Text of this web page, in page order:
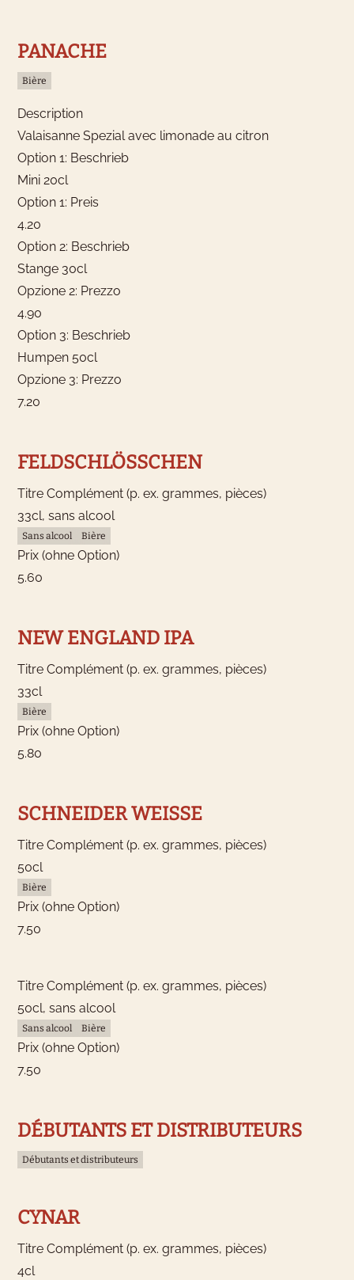
PANACHE
Bière
Description
Valaisanne Spezial avec limonade au citron
Option 1: Beschrieb
Mini 20cl
Option 1: Preis
4.20
Option 2: Beschrieb
Stange 30cl
Opzione 2: Prezzo
4.90
Option 3: Beschrieb
Humpen 50cl
Opzione 3: Prezzo
7.20
FELDSCHLÖSSCHEN
Titre Complément (p. ex. grammes, pièces)
33cl, sans alcool
Sans alcool Bière
Prix (ohne Option)
5.60
NEW ENGLAND IPA
Titre Complément (p. ex. grammes, pièces)
33cl
Bière
Prix (ohne Option)
5.80
SCHNEIDER WEISSE
Titre Complément (p. ex. grammes, pièces)
50cl
Bière
Prix (ohne Option)
7.50
Titre Complément (p. ex. grammes, pièces)
50cl, sans alcool
Sans alcool Bière
Prix (ohne Option)
7.50
DÉBUTANTS ET DISTRIBUTEURS
Débutants et distributeurs
CYNAR
Titre Complément (p. ex. grammes, pièces)
4cl